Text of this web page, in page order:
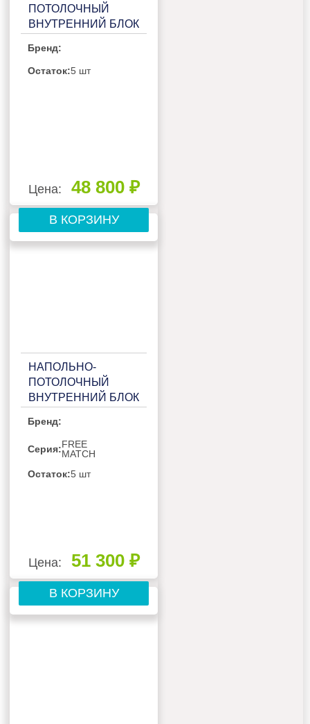
ПОТОЛОЧНЫЙ
ВНУТРЕННИЙ БЛОК
СИСТЕМЫ HAIER
AF42S2SD1FA
Бренд:
Остаток:5 шт
Цена: 48 800 ₽
В КОРЗИНУ
НАПОЛЬНО-
ПОТОЛОЧНЫЙ
ВНУТРЕННИЙ БЛОК
СИСТЕМЫ GREE
FREE MATCH IV
GTH(09)CA-
K6DNA1A/I
Бренд:
Серия:FREE
MATCH
Остаток:5 шт
Цена: 51 300 ₽
В КОРЗИНУ